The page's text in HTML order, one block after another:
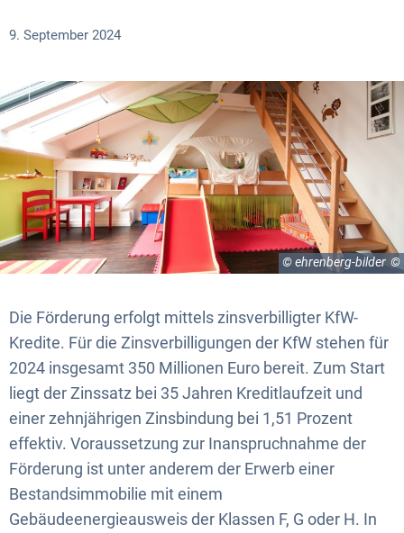
9. September 2024
© ehrenberg-bilder
Die Förderung erfolgt mittels zinsverbilligter KfW-
Kredite. Für die Zinsverbilligungen der KfW stehen für
2024 insgesamt 350 Millionen Euro bereit. Zum Start
liegt der Zinssatz bei 35 Jahren Kreditlaufzeit und
einer zehnjährigen Zinsbindung bei 1,51 Prozent
effektiv. Voraussetzung zur Inanspruchnahme der
Förderung ist unter anderem der Erwerb einer
Bestandsimmobilie mit einem
Gebäudeenergieausweis der Klassen F, G oder H. In